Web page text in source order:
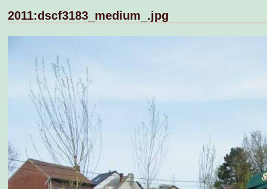
2011:dscf3183_medium_.jpg